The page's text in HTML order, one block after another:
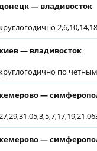
— владивосток
круглогодично
киев — владивосток
круглогодично по четным
кемерово —
кемерово —